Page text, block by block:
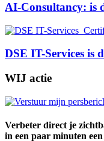
AI-Consultancy: is
DSE IT-Services is
WIJ actie
Verbeter direct je
in een paar minuten